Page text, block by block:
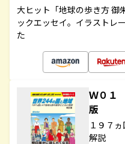
大ヒット「地球の歩き方 御
ックエッセイ。イラストレ
た
Ｗ０１
版
１９７
解説